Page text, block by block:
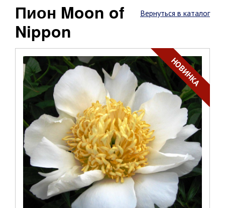
Вернуться в каталог
Пион Moon of
Nippon
НОВИНКА